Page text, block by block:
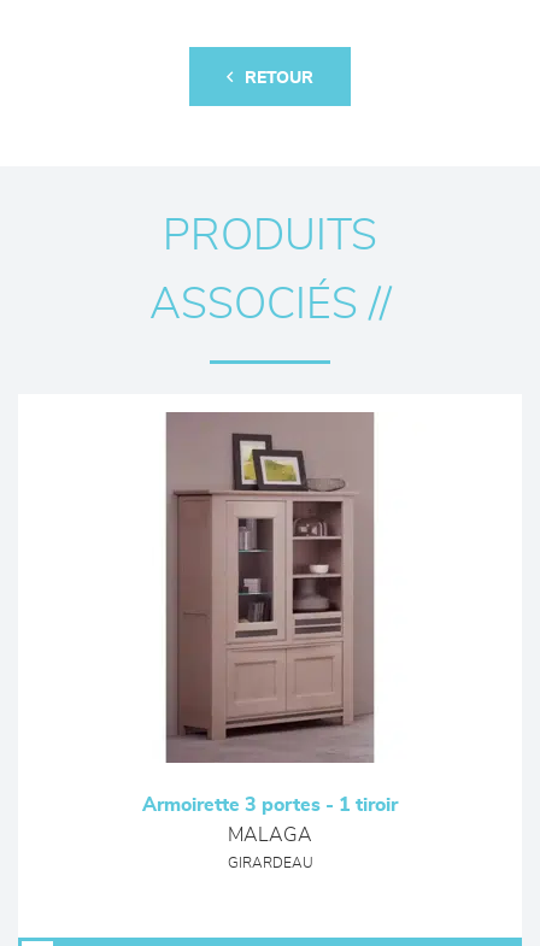
RETOUR
PRODUITS
ASSOCIÉS //
Armoirette 3 portes - 1 tiroir
MALAGA
GIRARDEAU